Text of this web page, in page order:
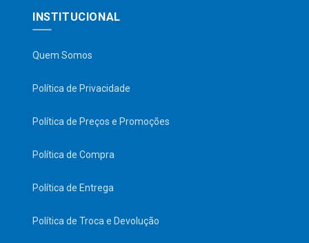
INSTITUCIONAL
Quem Somos
Política de Privacidade
Política de Preços e Promoções
Política de Compra
Política de Entrega
Política de Troca e Devolução